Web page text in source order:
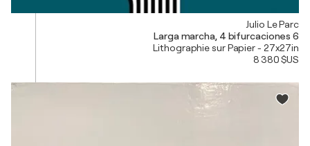
Julio Le Parc
Larga marcha, 4 bifurcaciones 6
Lithographie sur Papier - 27x27in
8 380 $US